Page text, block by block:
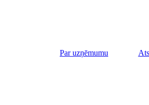
Par uzņēmumu